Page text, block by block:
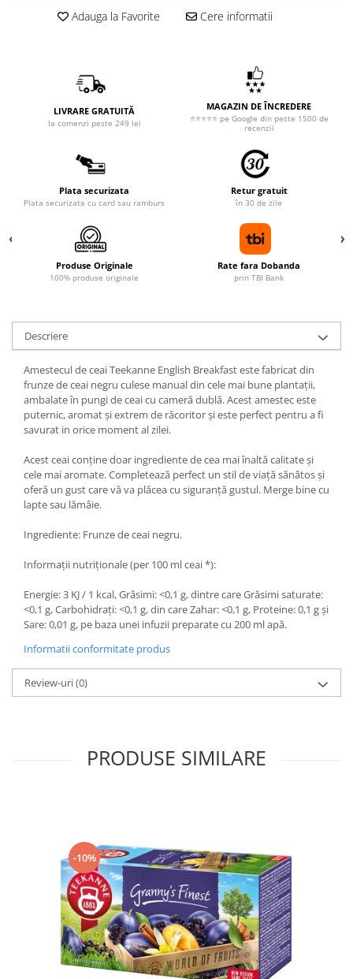
Adauga la Favorite Cere informatii
LIVRARE GRATUITĂ
la comenzi peste 249 lei
MAGAZIN DE ÎNCREDERE
⭐⭐⭐⭐⭐ pe Google din peste 1500 de
recenzii
Plata securizata
Plata securizata cu card sau ramburs
Retur gratuit
în 30 de zile
Produse Originale
100% produse originale
Rate fara Dobanda
prin TBI Bank
Descriere
Amestecul de ceai Teekanne English Breakfast este fabricat din
frunze de ceai negru culese manual din cele mai bune plantații,
ambalate în pungi de ceai cu cameră dublă. Acest amestec este
puternic, aromat și extrem de răcoritor și este perfect pentru a fi
savurat in orice moment al zilei.
Acest ceai conține doar ingrediente de cea mai înaltă calitate și
cele mai aromate. Completează perfect un stil de viață sănătos și
oferă un gust care vă va plăcea cu siguranță gustul. Merge bine cu
lapte sau lămâie.
Ingrediente: Frunze de ceai negru.
Informații nutriționale (per 100 ml ceai *):
Energie: 3 KJ / 1 kcal, Grăsimi: <0,1 g, dintre care Grăsimi saturate:
<0,1 g, Carbohidrați: <0,1 g, din care Zahar: <0,1 g, Proteine: 0,1 g și
Sare: 0,01 g, pe baza unei infuzii preparate cu 200 ml apă.
Informatii conformitate produs
Review-uri(0)
PRODUSE SIMILARE
-10%